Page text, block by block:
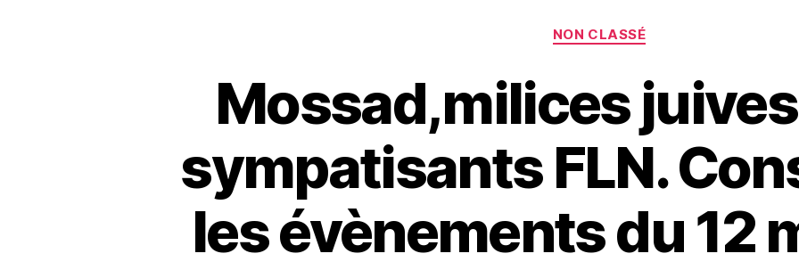
Catégories
NON CLASSÉ
Mossad,milices
sympatisants FLN.
les évènements du 12